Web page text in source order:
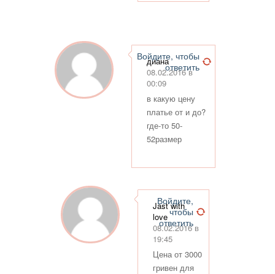
диана
08.02.2016 в
00:09
в какую цену
платье от и до?
где-то 50-
52размер
Войдите, чтобы
ответить
Jast with
love
08.02.2016 в
19:45
Цена от 3000
гривен для
Войдите,
чтобы
ответить